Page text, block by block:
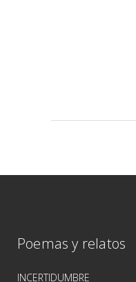
Poemas y relatos
INCERTIDUMBRE